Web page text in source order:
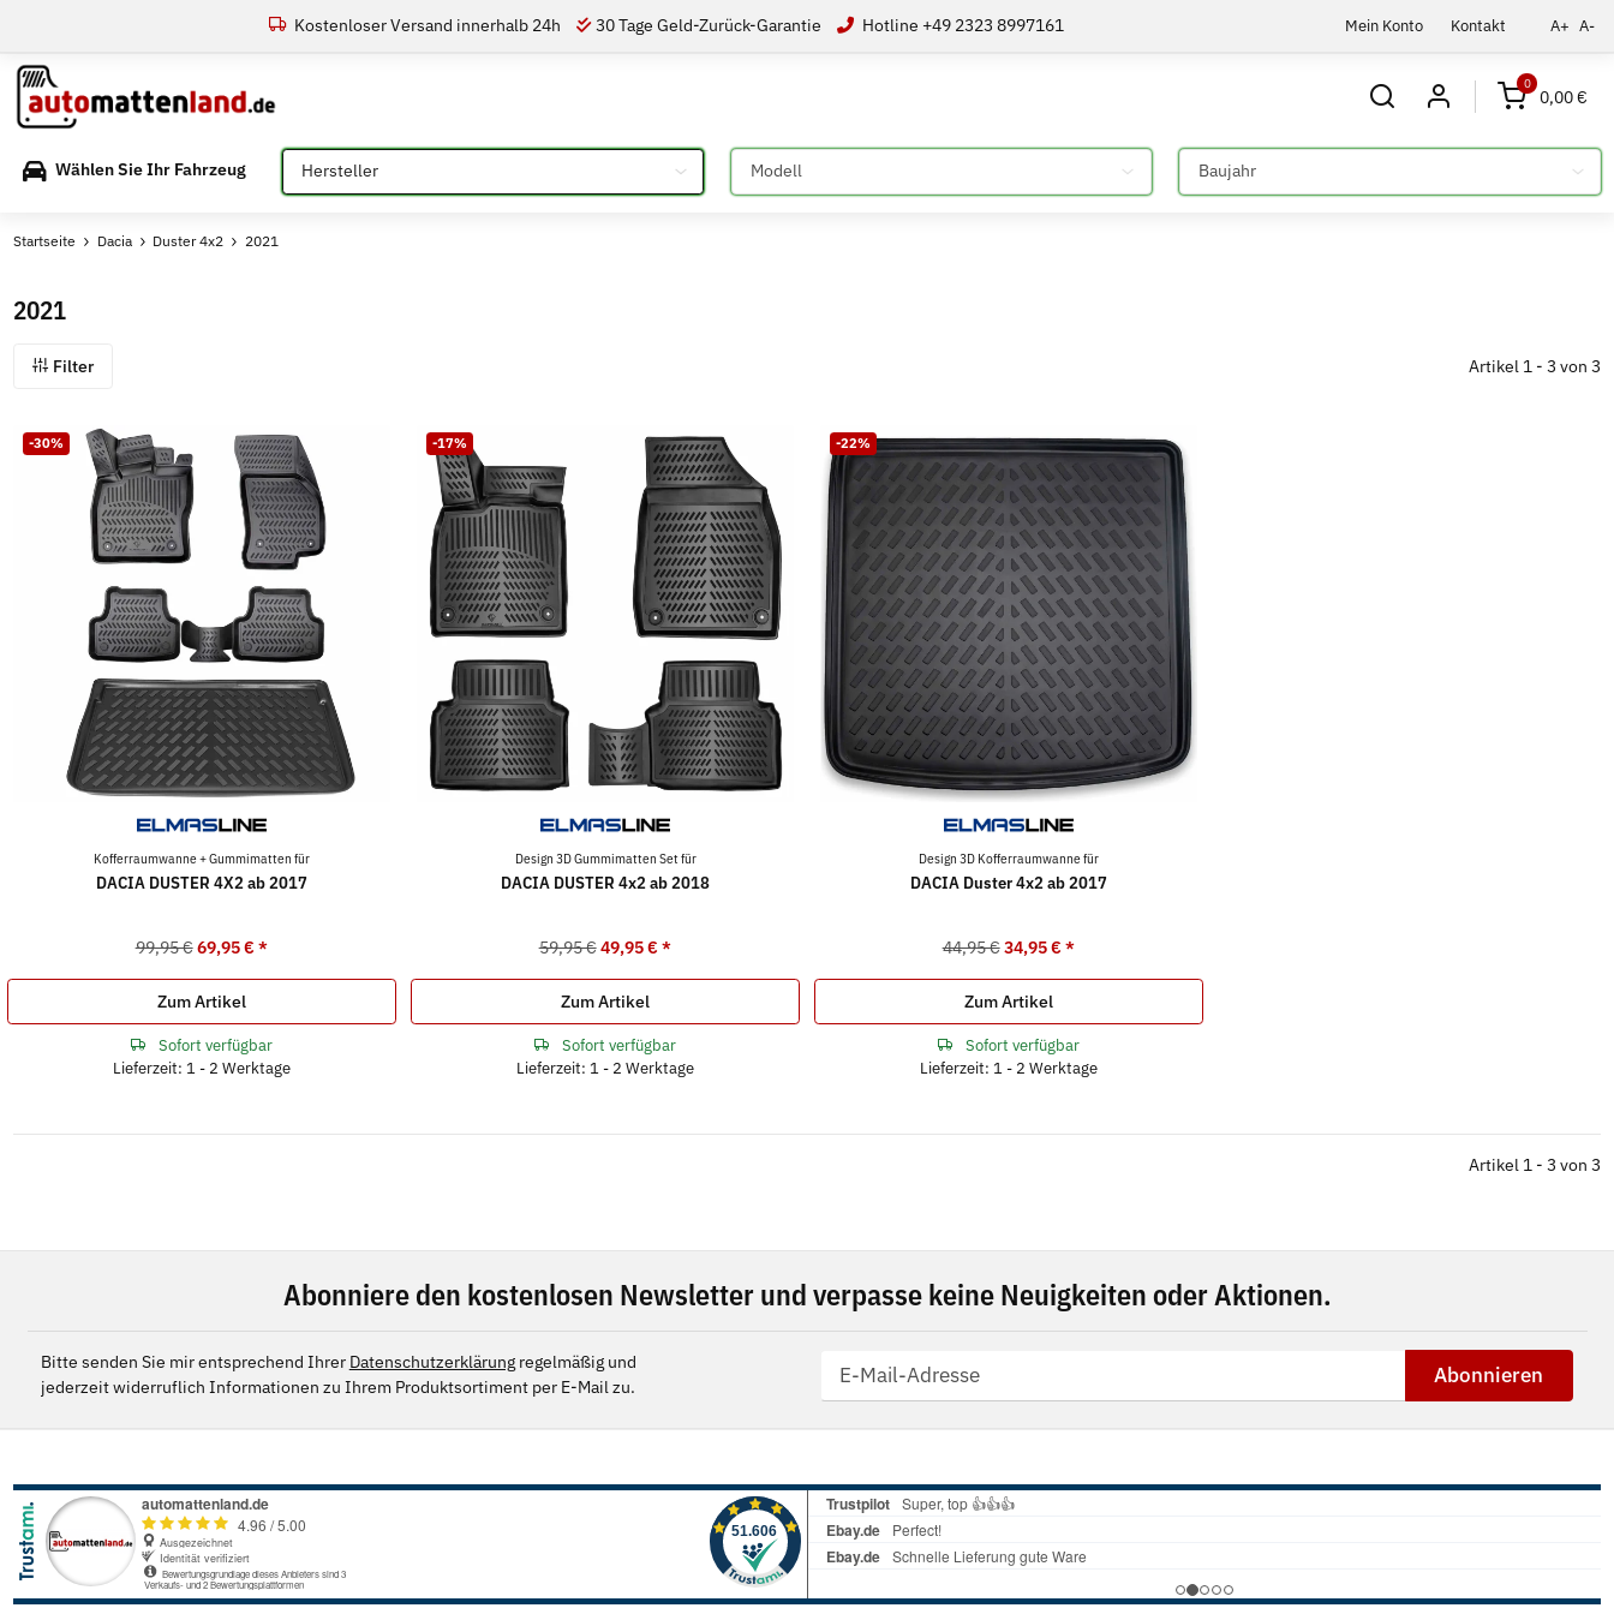
Mein Konto Kontakt A+ A-
Kostenloser Versand innerhalb 24h 30 Tage Geld-Zurück-Garantie Hotline +49 2323 8997161
0
0,00 €
Wählen Sie Ihr Fahrzeug Bitte auswählen Bitte auswählen Bitte auswählen
Startseite Dacia Duster 4x2 2021
2021
Filter Artikel 1 - 3 von 3
-30%
Kofferraumwanne + Gummimatten für
DACIA DUSTER 4X2 ab 2017
99,95 € 69,95 €*
Zum Artikel
Sofort verfügbar
Lieferzeit: 1 - 2 Werktage
-17%
Design 3D Gummimatten Set für
DACIA DUSTER 4x2 ab 2018
59,95 € 49,95 €*
Zum Artikel
Sofort verfügbar
Lieferzeit: 1 - 2 Werktage
-22%
Design 3D Kofferraumwanne für
DACIA Duster 4x2 ab 2017
44,95 € 34,95 €*
Zum Artikel
Sofort verfügbar
Lieferzeit: 1 - 2 Werktage
Artikel 1 - 3 von 3
Abonniere den kostenlosen Newsletter und verpasse keine Neuigkeiten oder Aktionen.
Bitte senden Sie mir entsprechend Ihrer Datenschutzerklärungregelmäßig und
jederzeit widerruflich Informationen zu Ihrem Produktsortiment per E-Mail zu.
Abonnieren